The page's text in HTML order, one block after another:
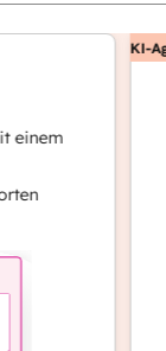
KI-Agents
–